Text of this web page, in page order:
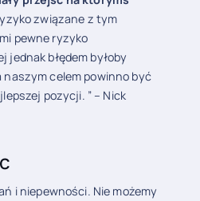
związane z tym
pewne ryzyko
błędem byłoby
celem powinno być
pozycji. ” – Nick
i niepewności. Nie możemy